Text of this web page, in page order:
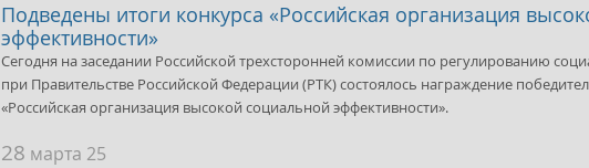
Подведены итоги конкурса «Российская организация
эффективности»
Сегодня на заседании Российской трехсторонней комиссии по регулированию
при Правительстве Российской Федерации (РТК) состоялось награждение
«Российская организация высокой социальной эффективности».
28 марта 25